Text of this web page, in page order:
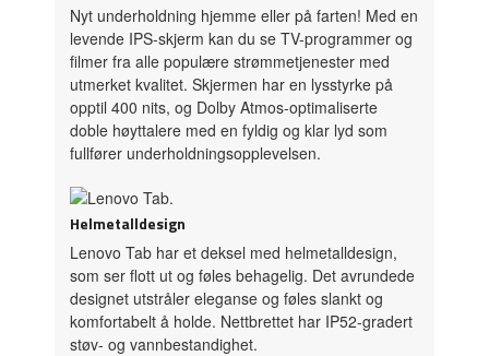
Nyt underholdning hjemme eller på farten! Med en
levende IPS-skjerm kan du se TV-programmer og
filmer fra alle populære strømmetjenester med
utmerket kvalitet. Skjermen har en lysstyrke på
opptil 400 nits, og Dolby Atmos-optimaliserte
doble høyttalere med en fyldig og klar lyd som
fullfører underholdningsopplevelsen.
Helmetalldesign
Lenovo Tab har et deksel med helmetalldesign,
som ser flott ut og føles behagelig. Det avrundede
designet utstråler eleganse og føles slankt og
komfortabelt å holde. Nettbrettet har IP52-gradert
støv- og vannbestandighet.